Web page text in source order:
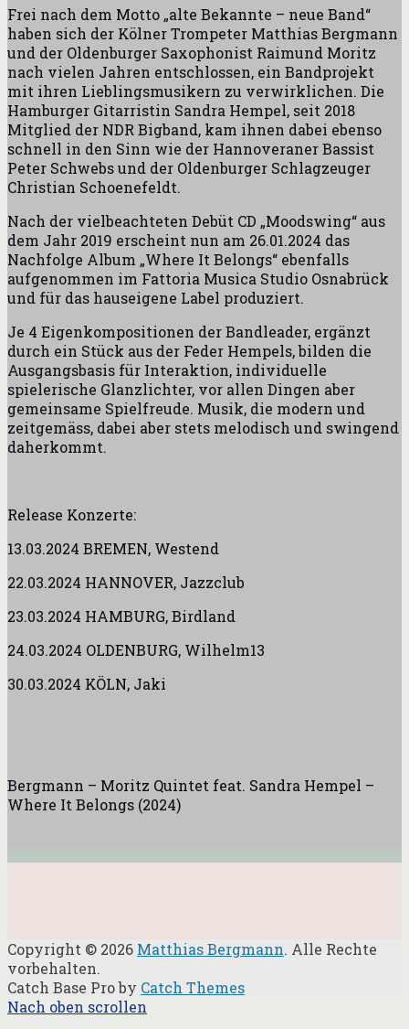
Frei nach dem Motto „alte Bekannte – neue Band“
haben sich der Kölner Trompeter Matthias Bergmann
und der Oldenburger Saxophonist Raimund Moritz
nach vielen Jahren entschlossen, ein Bandprojekt
mit ihren Lieblingsmusikern zu verwirklichen. Die
Hamburger Gitarristin Sandra Hempel, seit 2018
Mitglied der NDR Bigband, kam ihnen dabei ebenso
schnell in den Sinn wie der Hannoveraner Bassist
Peter Schwebs und der Oldenburger Schlagzeuger
Christian Schoenefeldt.
Nach der vielbeachteten Debüt CD „Moodswing“ aus
dem Jahr 2019 erscheint nun am 26.01.2024 das
Nachfolge Album „Where It Belongs“ ebenfalls
aufgenommen im Fattoria Musica Studio Osnabrück
und für das hauseigene Label produziert.
Je 4 Eigenkompositionen der Bandleader, ergänzt
durch ein Stück aus der Feder Hempels, bilden die
Ausgangsbasis für Interaktion, individuelle
spielerische Glanzlichter, vor allen Dingen aber
gemeinsame Spielfreude. Musik, die modern und
zeitgemäss, dabei aber stets melodisch und swingend
daherkommt.
Release Konzerte:
13.03.2024 BREMEN, Westend
22.03.2024 HANNOVER, Jazzclub
23.03.2024 HAMBURG, Birdland
24.03.2024 OLDENBURG, Wilhelm13
30.03.2024 KÖLN, Jaki
Bergmann – Moritz Quintet feat. Sandra Hempel –
Where It Belongs (2024)
Copyright © 2026 Matthias Bergmann. Alle Rechte
vorbehalten.
Catch Base Pro by Catch Themes
Nach oben scrollen